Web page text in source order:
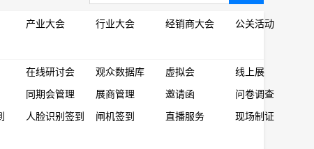
产业大会 行业大会 经销商大会
公关活动
在线研讨会 观众数据库 虚拟会
线上展
同期会管理 展商管理 邀请函
问卷调查
人脸识别签到 闸机签到 直播服务
现场制证